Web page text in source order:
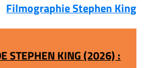
Filmographie Stephen King
STEPHEN KING (2026) :